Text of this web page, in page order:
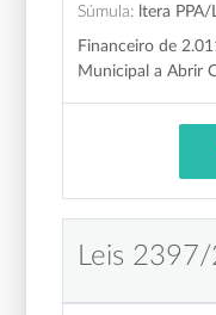
Súmula: ltera
Financeiro de
Municipal a Abrir
Leis